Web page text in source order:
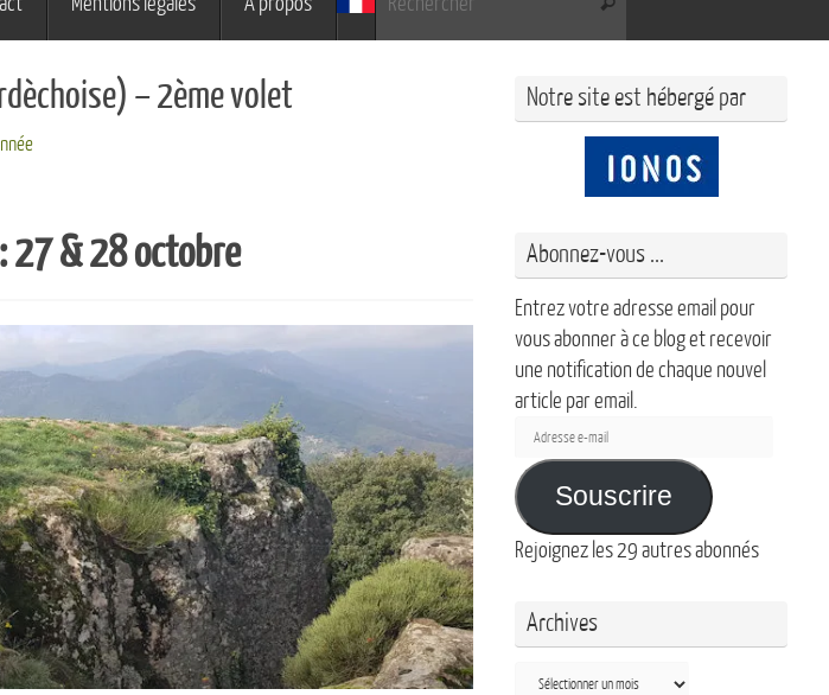
– 2ème volet
27 & 28 octobre
Notre site est hébergé par
Abonnez-vous ...
Entrez votre adresse email pour
vous abonner à ce blog et recevoir
une notification de chaque nouvel
article par email.
Adresse
e-
mail
Souscrire
Rejoignez les 29 autres abonnés
Archives
Archives